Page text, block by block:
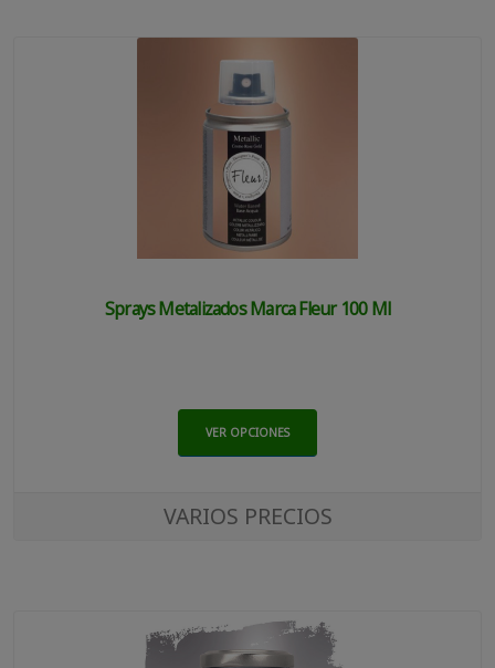
Sprays Metalizados Marca Fleur 100 Ml
VER OPCIONES
VARIOS PRECIOS